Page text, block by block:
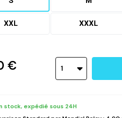
XXL XXXL
€ 1
stock, expédié sous 24H